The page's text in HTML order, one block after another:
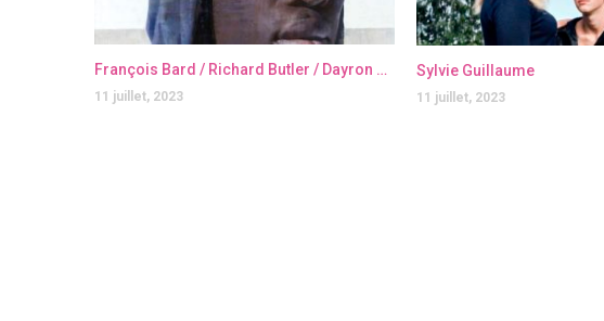
François Bard / Richard Butler / Dayron Gonzalez / Julien Graizely / Jérôme Lagarrigue
11 juillet, 2023
Sylvie Guillaume
11 juillet, 2023